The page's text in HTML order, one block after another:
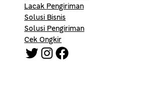
Lacak Pengiriman
Solusi Bisnis
Solusi Pengiriman
Cek Ongkir
Twitter Instagram Facebook